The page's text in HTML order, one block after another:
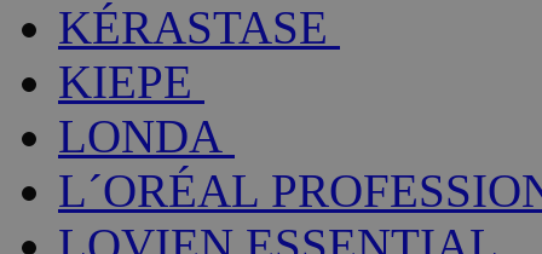
KÉRASTASE
KIEPE
LONDA
L´ORÉAL